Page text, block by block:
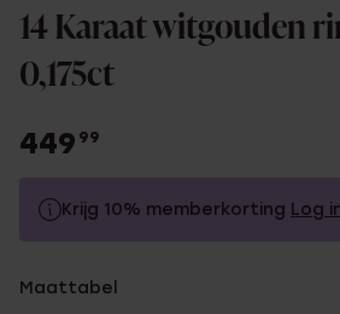
14 Karaat witgouden
0,175ct
449 99
Krijg 10% memberkorting Log
Zonder memberkorting
Maattabel